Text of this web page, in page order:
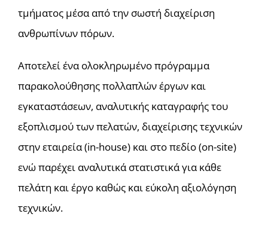
τμήματος μέσα από την σωστή διαχείριση
ανθρωπίνων πόρων.
Αποτελεί ένα ολοκληρωμένο πρόγραμμα
παρακολούθησης πολλαπλών έργων και
εγκαταστάσεων, αναλυτικής καταγραφής του
εξοπλισμού των πελατών, διαχείρισης τεχνικών
στην εταιρεία (in-house) και στο πεδίο (on-site)
ενώ παρέχει αναλυτικά στατιστικά για κάθε
πελάτη και έργο καθώς και εύκολη αξιολόγηση
τεχνικών.